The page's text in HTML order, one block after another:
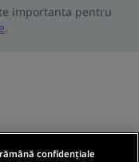
importanta pentru
.
confidențiale